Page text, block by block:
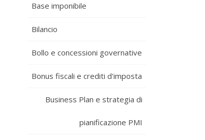
Base imponibile
Bilancio
Bollo e concessioni governative
Bonus fiscali e crediti d'imposta
Business Plan e strategia di
pianificazione PMI